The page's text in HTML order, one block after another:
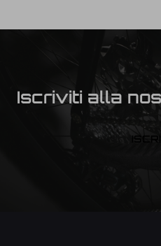
Iscriviti alla